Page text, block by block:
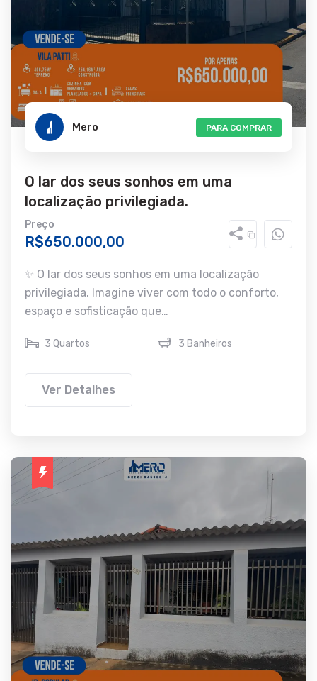
Mero PARA COMPRAR
O lar dos seus sonhos em uma
localização privilegiada.
Preço
R$650.000,00
✨ O lar dos seus sonhos em uma localização
privilegiada. Imagine viver com todo o conforto,
espaço e sofisticação que…
3 Quartos 3 Banheiros
Ver Detalhes